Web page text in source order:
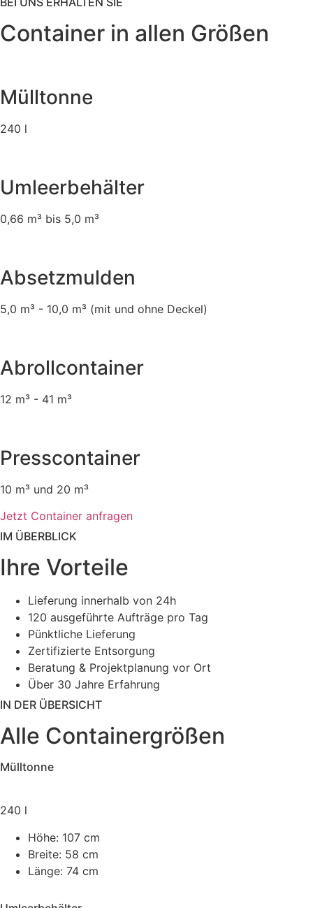
Container in allen Größen
Mülltonne
240 l
Umleerbehälter
0,66 m³ bis 5,0 m³
Absetzmulden
5,0 m³ - 10,0 m³ (mit und ohne Deckel)
Abrollcontainer
12 m³ - 41 m³
Presscontainer
10 m³ und 20 m³
Jetzt Container anfragen
IM ÜBERBLICK
Ihre Vorteile
Lieferung innerhalb von 24h
120 ausgeführte Aufträge pro Tag
Pünktliche Lieferung
Zertifizierte Entsorgung
Beratung & Projektplanung vor Ort
Über 30 Jahre Erfahrung
IN DER ÜBERSICHT
Alle Containergrößen
Mülltonne
240 l
Höhe: 107 cm
Breite: 58 cm
Länge: 74 cm